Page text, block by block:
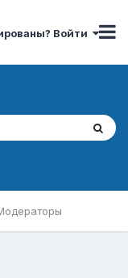
Войти